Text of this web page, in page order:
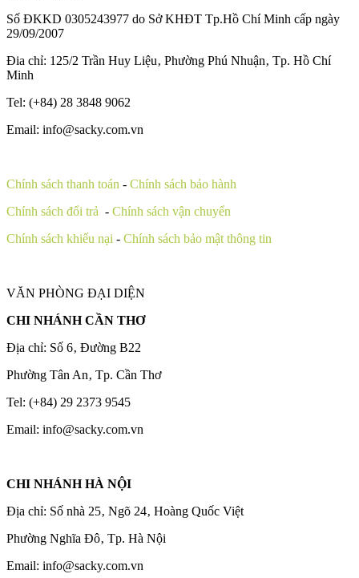
Số ĐKKD 0305243977 do Sở KHĐT Tp.Hồ Chí Minh cấp ngày
29/09/2007
Đia chỉ: 125/2 Trần Huy Liệu‚ Phường Phú Nhuận‚ Tp. Hồ Chí
Minh
Tel: (+84) 28 3848 9062
Email: info@sacky.com.vn
Chính sách thanh toán - Chính sách bảo hành
Chính sách đổi trả - Chính sách vận chuyển
Chính sách khiếu nại - Chính sách bảo mật thông tin
VĂN PHÒNG ĐẠI DIỆN
CHI NHÁNH CẦN THƠ
Địa chỉ: Số 6‚ Đường B22
Phường Tân An‚ Tp. Cần Thơ
Tel: (+84) 29 2373 9545
Email: info@sacky.com.vn
CHI NHÁNH HÀ NỘI
Địa chỉ: Số nhà 25‚ Ngõ 24‚ Hoàng Quốc Việt
Phường Nghĩa Đô‚ Tp. Hà Nội
Email: info@sacky.com.vn